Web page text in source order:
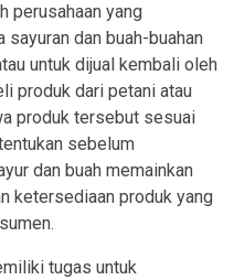
perusahaan yang
sayuran dan buah-buahan
untuk dijual kembali oleh
produk dari petani atau
produk tersebut sesuai
sebelum
dan buah memainkan
ketersediaan produk yang
tugas untuk